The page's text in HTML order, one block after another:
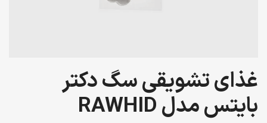
غذای تشویقی سگ دکتر
بایتس مدل RAWHID